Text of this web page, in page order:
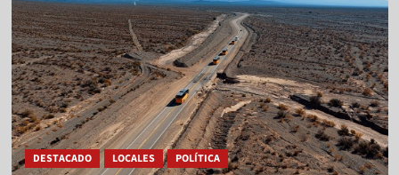
DESTACADO LOCALES POLÍTICA